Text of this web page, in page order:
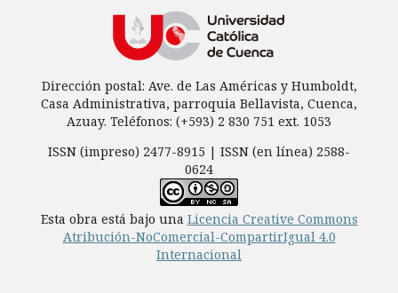
Dirección postal: Ave. de Las Américas y Humboldt,
Casa Administrativa, parroquia Bellavista, Cuenca,
Azuay. Teléfonos: (+593) 2 830 751 ext. 1053
ISSN (impreso) 2477-8915 | ISSN (en línea) 2588-
0624
Esta obra está bajo una Licencia Creative Commons
Atribución-NoComercial-CompartirIgual 4.0
Internacional